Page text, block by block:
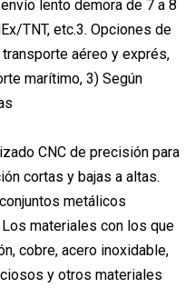
lento demora de 7 a 8
TNT, etc.3. Opciones de
aéreo y exprés,
marítimo, 3) Según
CNC de precisión para
cortas y bajas a altas.
metálicos
materiales con los que
cobre, acero inoxidable,
y otros materiales